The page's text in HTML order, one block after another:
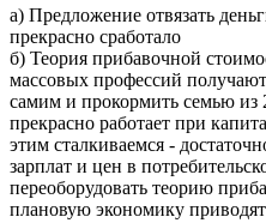
а) Предложение отвязать
прекрасно сработало
б) Теория прибавочной
массовых профессий
самим и прокормить семью из
прекрасно работает при
этим сталкиваемся -
зарплат и цен в
переоборудовать теорию
плановую экономику